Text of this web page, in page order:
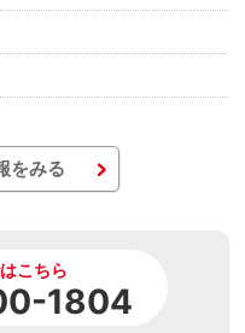
をみる
こちら
1804